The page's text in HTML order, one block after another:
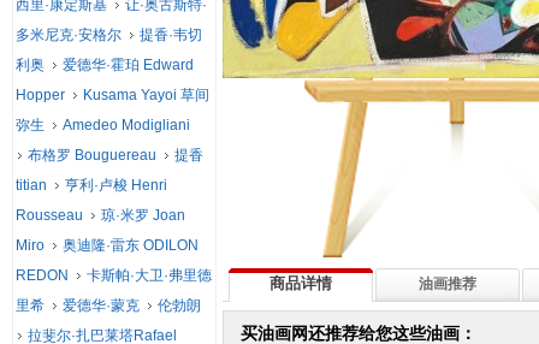
商品详情 油画推荐
买油画网还推荐给您这些油画：
西里·康定斯基
让·奥古斯特·
多米尼克·安格尔
提香·韦切
利奥
爱德华·霍珀 Edward
Hopper
Kusama Yayoi 草间
弥生
Amedeo Modigliani
布格罗 Bouguereau
提香
titian
亨利·卢梭 Henri
Rousseau
琼·米罗 Joan
Miro
奥迪隆·雷东 ODILON
REDON
卡斯帕·大卫·弗里德
里希
爱德华·蒙克
伦勃朗
拉斐尔·扎巴莱塔Rafael